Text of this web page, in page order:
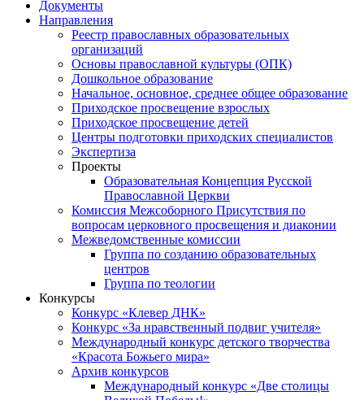
Документы
Направления
Реестр православных образовательных
организаций
Основы православной культуры (ОПК)
Дошкольное образование
Начальное, основное, среднее общее образование
Приходское просвещение взрослых
Приходское просвещение детей
Центры подготовки приходских специалистов
Экспертиза
Проекты
Образовательная Концепция Русской
Православной Церкви
Комиссия Межсоборного Присутствия по
вопросам церковного просвещения и диаконии
Межведомственные комиссии
Группа по созданию образовательных
центров
Группа по теологии
Конкурсы
Конкурс «Клевер ДНК»
Конкурс «За нравственный подвиг учителя»
Международный конкурс детского творчества
«Красота Божьего мира»
Архив конкурсов
Международный конкурс «Две столицы